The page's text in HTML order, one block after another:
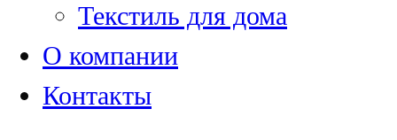
Текстиль для дома
О компании
Контакты